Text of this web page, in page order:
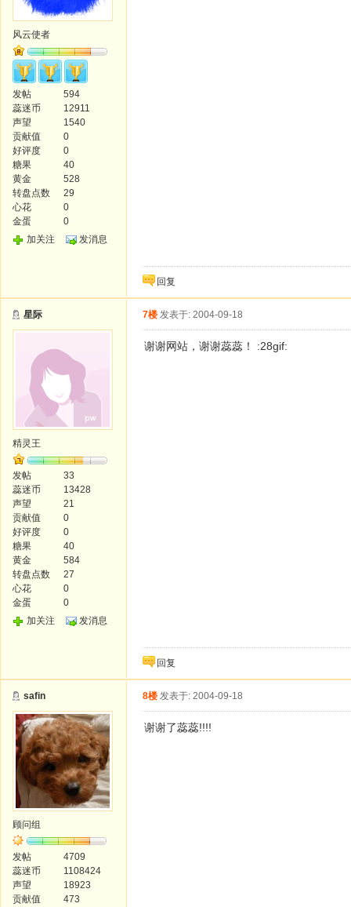
风云使者
发帖
594
蕊迷币
12911
声望
1540
贡献值
0
好评度
0
糖果
40
黄金
528
转盘点数
29
心花
0
金蛋
0
加关注
发消息
回复
星际
精灵王
发帖
33
蕊迷币
13428
声望
21
贡献值
0
好评度
0
糖果
40
黄金
584
转盘点数
27
心花
0
金蛋
0
加关注
发消息
7楼 发表于: 2004-09-18
谢谢网站，谢谢蕊蕊！ :28gif:
回复
safin
顾问组
发帖
4709
蕊迷币
1108424
声望
18923
贡献值
473
8楼 发表于: 2004-09-18
谢谢了蕊蕊!!!!